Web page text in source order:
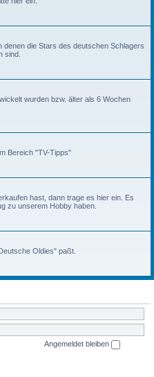
denen die Stars des deutschen Schlagers
sind.
wurden bzw. älter als 6 Wochen
Bereich "TV-Tipps"
hast, dann trage es hier ein. Es
zu unserem Hobby haben.
Oldies" paßt.
Angemeldet bleiben